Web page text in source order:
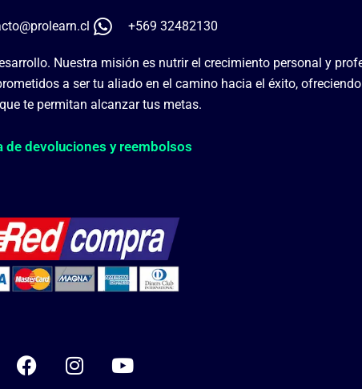
+569 32482130
Nuestra misión es nutrir el crecimiento personal y
a ser tu aliado en el camino hacia el éxito,
te permitan alcanzar tus metas.
de devoluciones y reembolsos
F
a
I
n
Y
o